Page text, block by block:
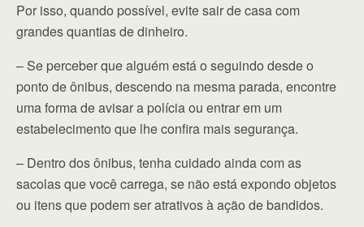
Por isso, quando possível, evite sair de casa com
grandes quantias de dinheiro.
– Se perceber que alguém está o seguindo desde o
ponto de ônibus, descendo na mesma parada, encontre
uma forma de avisar a polícia ou entrar em um
estabelecimento que lhe confira mais segurança.
– Dentro dos ônibus, tenha cuidado ainda com as
sacolas que você carrega, se não está expondo objetos
ou itens que podem ser atrativos à ação de bandidos.